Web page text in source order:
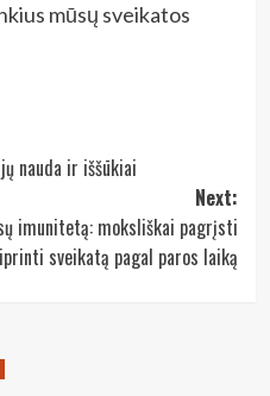
mūsų sveikatos
nauda ir iššūkiai
Next:
imunitetą: moksliškai pagrįsti
sveikatą pagal paros laiką